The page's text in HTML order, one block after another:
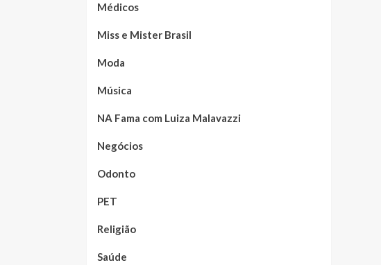
Médicos
Miss e Mister Brasil
Moda
Música
NA Fama com Luiza Malavazzi
Negócios
Odonto
PET
Religião
Saúde